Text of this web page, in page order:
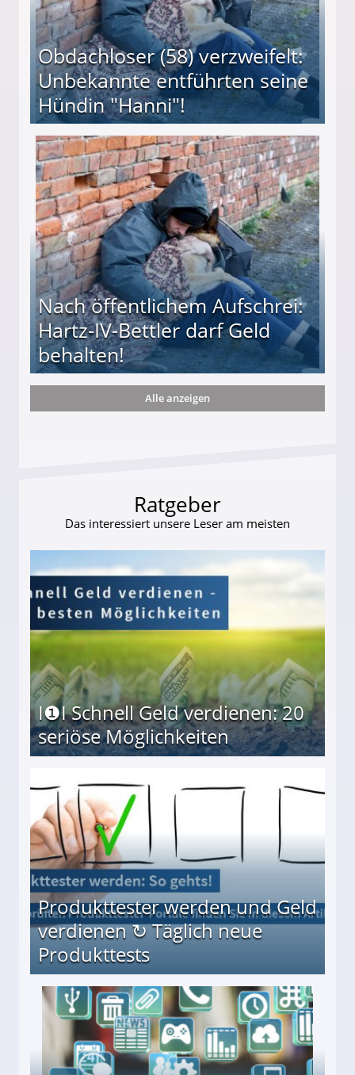
Obdachloser (58) verzweifelt:
Unbekannte entführten seine
Hündin "Hanni"!
entführten seine Hündin "Hanni"!
Nach öffentlichem Aufschrei:
Hartz-IV-Bettler darf Geld
behalten!
darf Geld behalten!
Alle anzeigen
Ratgeber
Das interessiert unsere Leser am meisten
I❶I Schnell Geld verdienen: 20
seriöse Möglichkeiten
Produkttester werden und Geld
verdienen ↻ Täglich neue
Produkttests
↻ Täglich neue Produkttests